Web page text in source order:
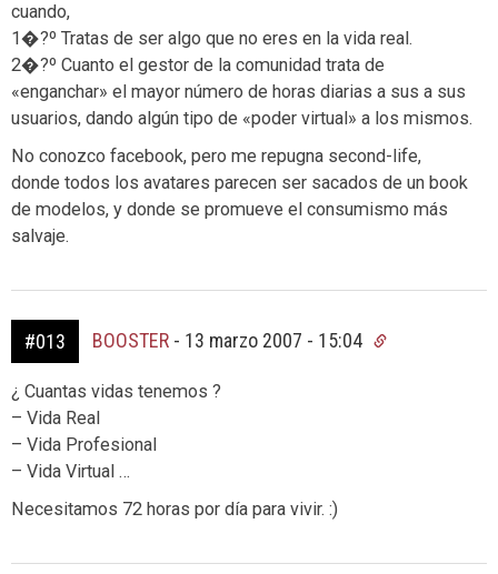
cuando,
1�?º Tratas de ser algo que no eres en la vida real.
2�?º Cuanto el gestor de la comunidad trata de
«enganchar» el mayor número de horas diarias a sus a sus
usuarios, dando algún tipo de «poder virtual» a los mismos.
No conozco facebook, pero me repugna second-life,
donde todos los avatares parecen ser sacados de un book
de modelos, y donde se promueve el consumismo más
salvaje.
#013 BOOSTER - 13 marzo 2007 - 15:04
¿ Cuantas vidas tenemos ?
– Vida Real
– Vida Profesional
– Vida Virtual …
Necesitamos 72 horas por día para vivir. :)